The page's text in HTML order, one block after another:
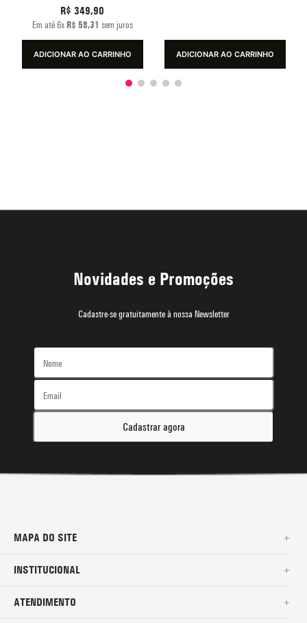
R$ 349,90
Em até 6x R$ 58,31 sem juros
ADICIONAR AO CARRINHO ADICIONAR AO CARRINHO
Novidades e Promoções
Cadastre-se gratuitamente à nossa Newsletter
Cadastrar agora
MAPA DO SITE +
SURF
INSTITUCIONAL +
SOBRE NÓS
ATENDIMENTO +